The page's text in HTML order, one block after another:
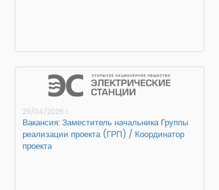
29/04/2026 г.
Вакансия: Заместитель начальника Группы
реализации проекта (ГРП) / Координатор
проекта